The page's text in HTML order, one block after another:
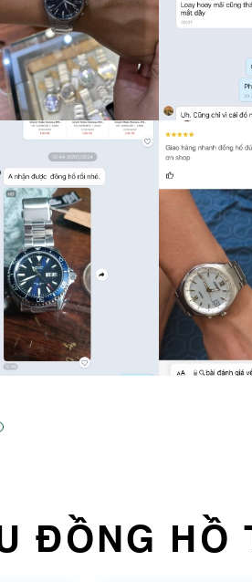
ĐỒNG HỒ